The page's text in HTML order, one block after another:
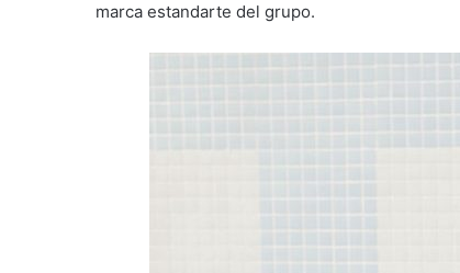
marca estandarte del grupo.